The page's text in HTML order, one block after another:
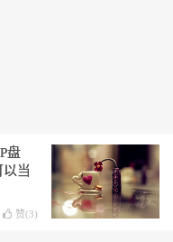
盘
当
赞(3)